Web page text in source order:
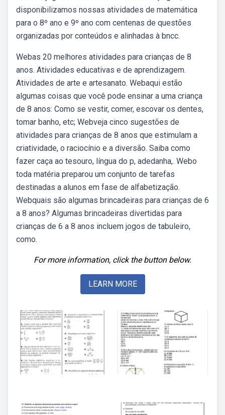
disponibilizamos nossas atividades de matemática
para o 8º ano e 9º ano com centenas de questões
organizadas por conteúdos e alinhadas à bncc.
Webas 20 melhores atividades para crianças de 8
anos. Atividades educativas e de aprendizagem.
Atividades de arte e artesanato. Webaqui estão
algumas coisas que você pode ensinar a uma criança
de 8 anos: Como se vestir, comer, escovar os dentes,
tomar banho, etc; Webveja cinco sugestões de
atividades para crianças de 8 anos que estimulam a
criatividade, o raciocínio e a diversão. Saiba como
fazer caça ao tesouro, língua do p, adedanha,. Webo
toda matéria preparou um conjunto de tarefas
destinadas a alunos em fase de alfabetização.
Webquais são algumas brincadeiras para crianças de 6
a 8 anos? Algumas brincadeiras divertidas para
crianças de 6 a 8 anos incluem jogos de tabuleiro,
como.
For more information, click the button below.
LEARN MORE